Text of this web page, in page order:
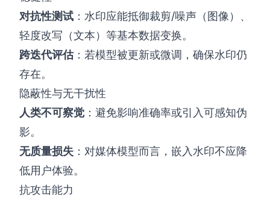
对抗性测试 ：水印应能抵御裁剪/噪声（图像）、
轻度改写（文本）等基本数据变换。
跨迭代评估：若模型被更新或微调，确保水印仍
存在。
隐蔽性与无干扰性
人类不可察觉 ：避免影响准确率或引入可感知伪
影。
无质量损失 ：对媒体模型而言，嵌入水印不应降
低用户体验。
抗攻击能力